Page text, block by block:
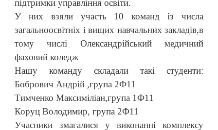
підтримки управління освіти.
У них взяли участь 10 команд із числа
загальноосвітніх і вищих навчальних закладів,в
тому числі Олександрійський медичний
фаховий коледж
Нашу команду складали такі студенти:
Бобрович Андрій ,група 2Ф11
Тимченко Максиміліан,група 1Ф11
Коруц Володимир, група 2Ф11
Учасники змагалися у виконанні комплексу